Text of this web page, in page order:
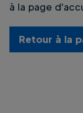
à la page
Retour à la